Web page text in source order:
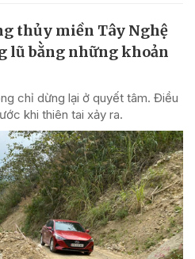
thủy miền Tây Nghệ
lũ bằng những khoản
chỉ dừng lại ở quyết tâm. Điều
khi thiên tai xảy ra.